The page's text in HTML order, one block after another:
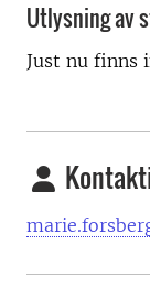
Utlysning av
Just nu finns